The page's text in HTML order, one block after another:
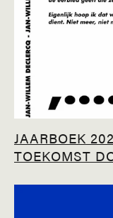
JAARBOEK
TOEKOMST